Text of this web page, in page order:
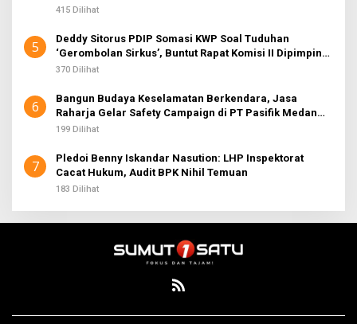
415 Dilihat
5
Deddy Sitorus PDIP Somasi KWP Soal Tuduhan
‘Gerombolan Sirkus’, Buntut Rapat Komisi II Dipimpin
Sufmi Dasco Ahmad
370 Dilihat
6
Bangun Budaya Keselamatan Berkendara, Jasa
Raharja Gelar Safety Campaign di PT Pasifik Medan
Industri
199 Dilihat
7
Pledoi Benny Iskandar Nasution: LHP Inspektorat
Cacat Hukum, Audit BPK Nihil Temuan
183 Dilihat